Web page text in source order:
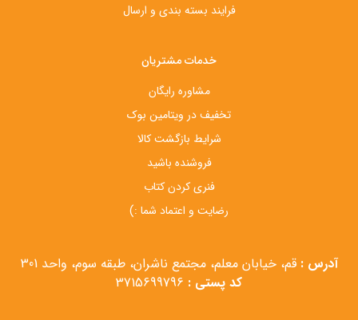
فرایند بسته بندی و ارسال
خدمات مشتریان
مشاوره رایگان
تخفیف در ویتامین بوک
شرایط بازگشت کالا
فروشنده باشید
فنری کردن کتاب
رضایت و اعتماد شما :)
آدرس : قم، خیابان معلم، مجتمع ناشران، طبقه سوم، واحد 301
کد پستی :